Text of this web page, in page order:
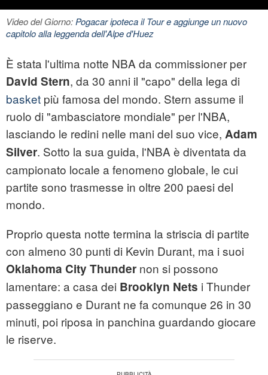
Video del Giorno:Pogacar ipoteca il Tour e aggiunge un nuovo
capitolo alla leggenda dell'Alpe d'Huez
È stata l'ultima notte NBA da commissioner per
David Stern, da 30 anni il "capo" della lega di
basket più famosa del mondo. Stern assume il
ruolo di "ambasciatore mondiale" per l'NBA,
lasciando le redini nelle mani del suo vice, Adam
Silver. Sotto la sua guida, l'NBA è diventata da
campionato locale a fenomeno globale, le cui
partite sono trasmesse in oltre 200 paesi del
mondo.
Proprio questa notte termina la striscia di partite
con almeno 30 punti di Kevin Durant, ma i suoi
Oklahoma City Thunder non si possono
lamentare: a casa dei Brooklyn Nets i Thunder
passeggiano e Durant ne fa comunque 26 in 30
minuti, poi riposa in panchina guardando giocare
le riserve.